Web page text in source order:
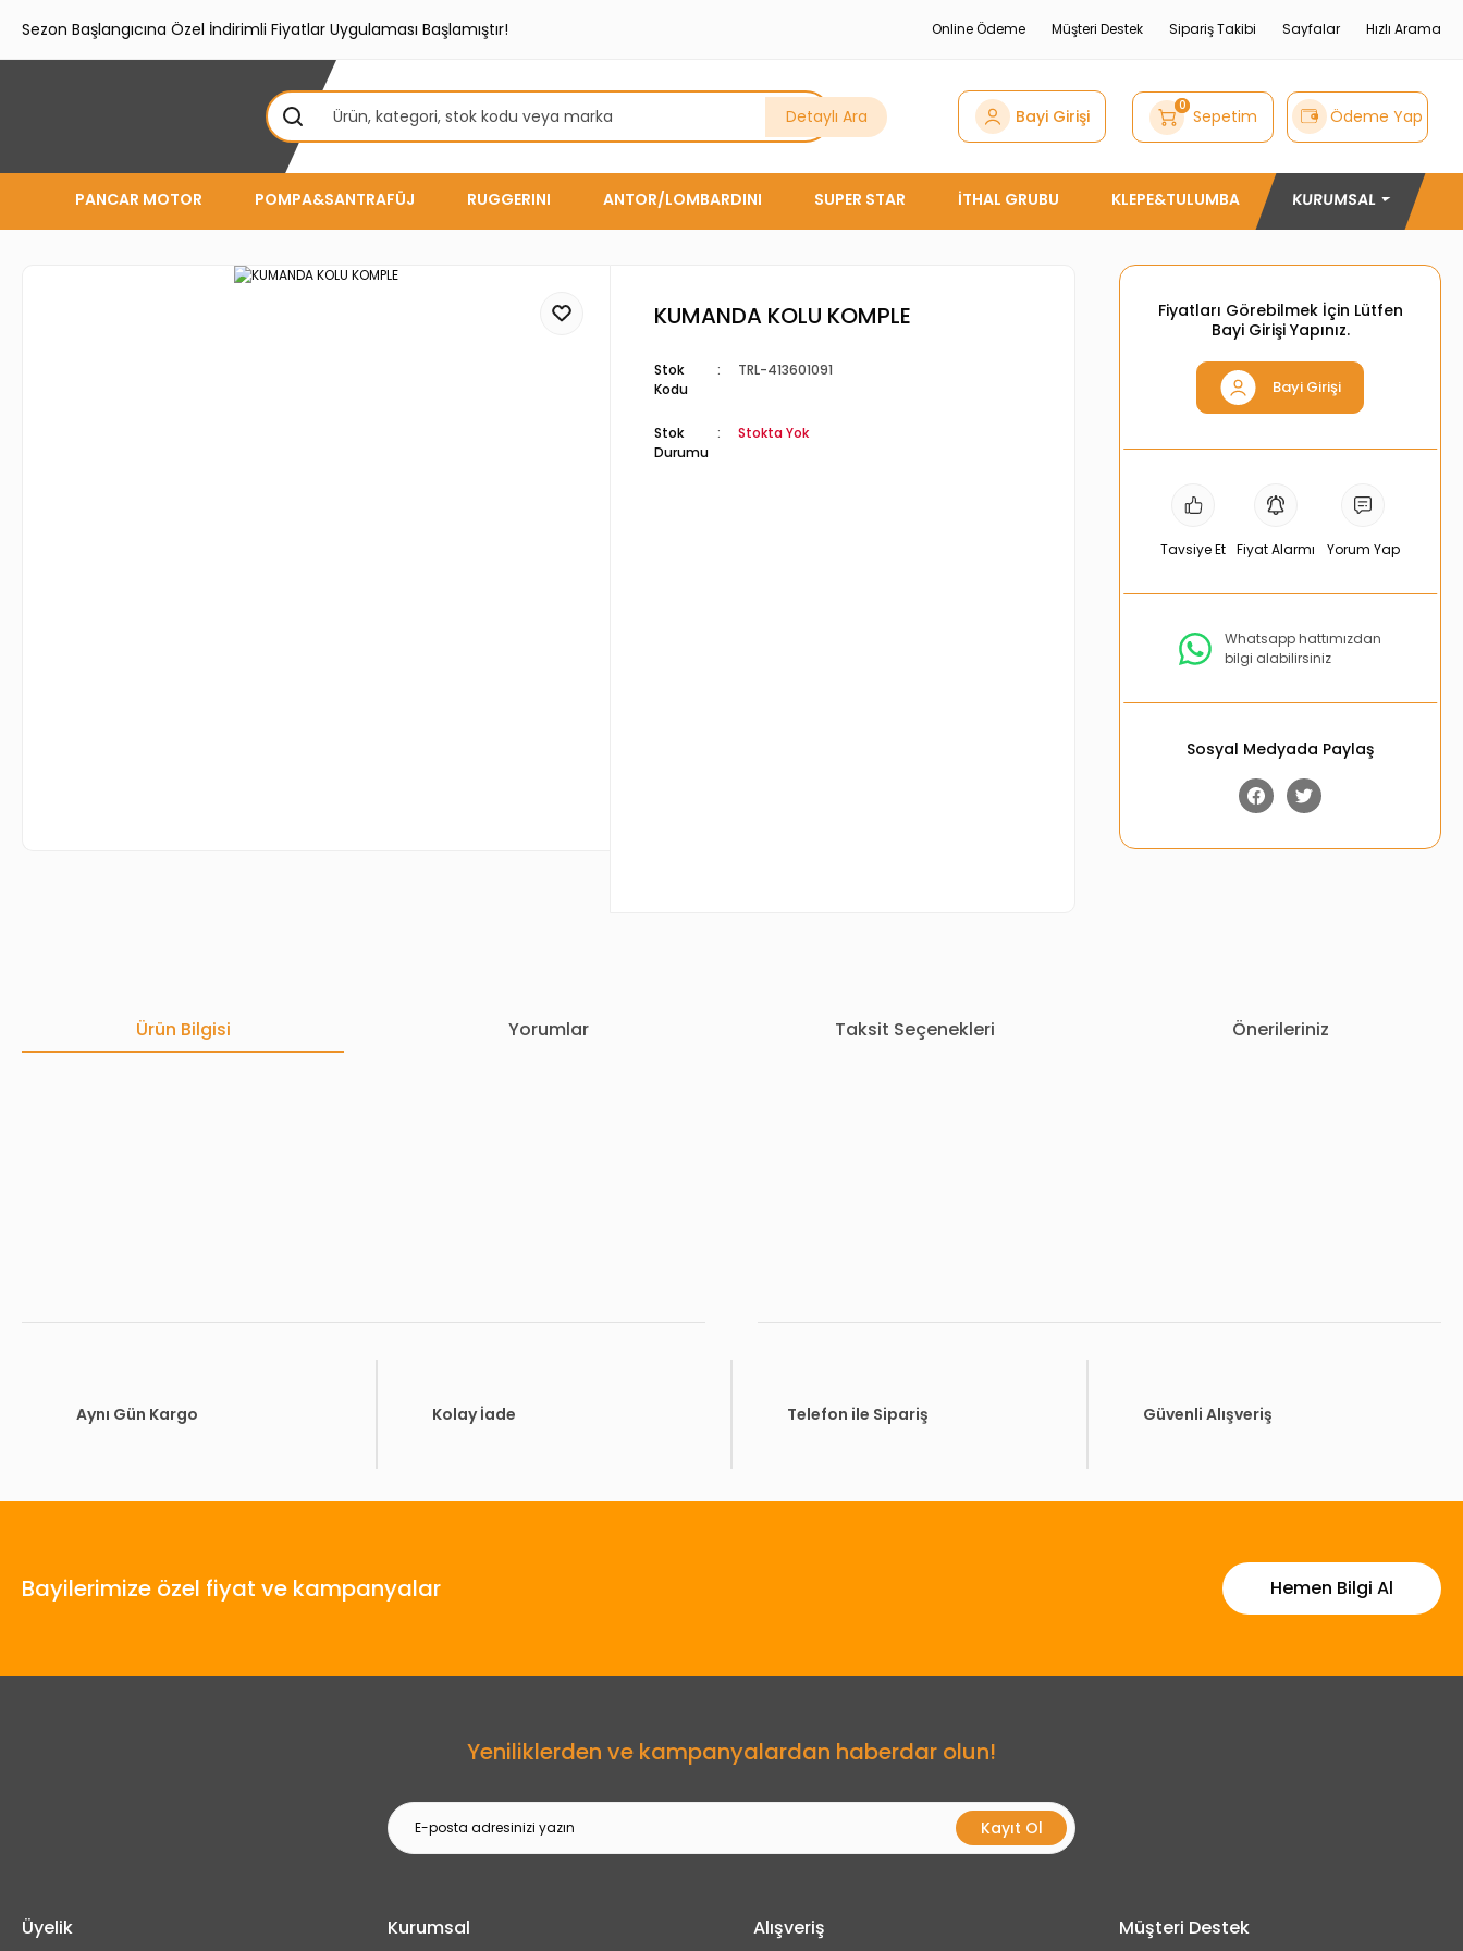
Sezon Başlangıcına Özel İndirimli Fiyatlar Uygulaması Başlamıştır! Online Ödeme Müşteri Destek Sipariş Takibi Sayfalar Hızlı Arama
Detaylı Ara Bayi Girişi 0 Sepetim Ödeme Yap
PANCAR MOTOR POMPA&SANTRAFÜJ RUGGERINI ANTOR/LOMBARDINI SUPER STAR İTHAL GRUBU KLEPE&TULUMBA KURUMSAL
KUMANDA KOLU KOMPLE
Stok
Kodu
TRL-413601091
Stok
Durumu
Stokta Yok
Fiyatları Görebilmek İçin Lütfen
Bayi Girişi Yapınız.
Bayi Girişi
Tavsiye Et Fiyat Alarmı Yorum Yap
Whatsapp hattımızdan
bilgi alabilirsiniz
Sosyal Medyada Paylaş
Ürün Bilgisi Yorumlar Taksit Seçenekleri Önerileriniz
Gönder
Aynı Gün Kargo Kolay İade Telefon ile Sipariş Güvenli Alışveriş
Bayilerimize özel fiyat ve kampanyalar Hemen Bilgi Al
Yeniliklerden ve kampanyalardan haberdar olun!
Kayıt Ol
Üyelik Kurumsal Alışveriş Müşteri Destek